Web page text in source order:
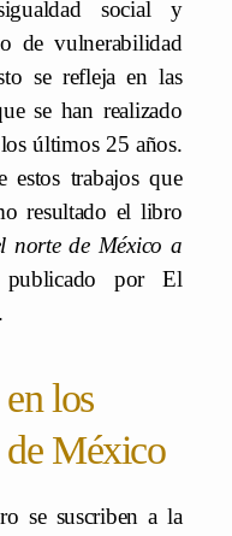
social y
de vulnerabilidad
se refleja en las
se han realizado
últimos 25 años.
trabajos que
resultado el libro
norte de México a
publicado por El
los
de México
se suscriben a la